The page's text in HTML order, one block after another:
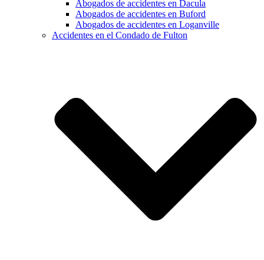
Abogados de accidentes en Dacula
Abogados de accidentes en Buford
Abogados de accidentes en Loganville
Accidentes en el Condado de Fulton